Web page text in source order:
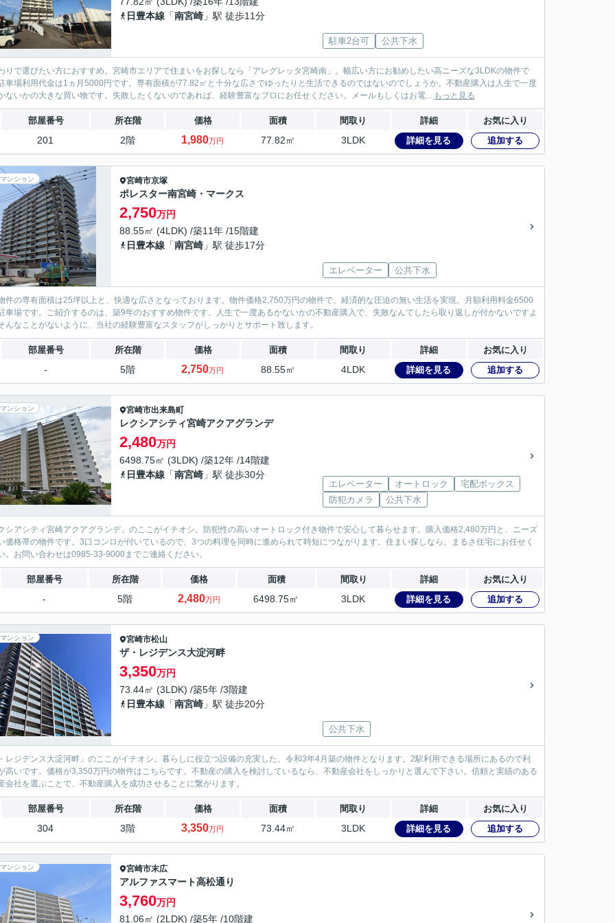
日豊本線 「南宮崎 」駅 徒歩11分
駐車2台可 公共下水
りで選びたい方におすすめ。宮崎市エリアで住まいをお探しなら「アレグレッタ宮崎南」。幅広い方にお勧めしたい高ニーズな3LDKの物件で
車場利用代金は1ヵ月5000円です。専有面積が77.82㎡と十分な広さでゆったりと生活できるのではないのでしょうか。不動産購入は人生で一度
ないかの大きな買い物です。失敗したくないのであれば、経験豊富なプロにお任せください。メールもしくはお電... もっと見る
部屋番号 所在階 価格 面積 間取り 詳細 お気に入り
201 2階 1,980万円 77.82㎡ 3LDK 詳細を見る 追加する
ンション 宮崎市京塚
ポレスター南宮崎・マークス
2,750万円
88.55㎡ (4LDK) /築11年 /15階建
日豊本線 「南宮崎 」駅 徒歩17分
エレベーター 公共下水
件の専有面積は25坪以上と、快適な広さとなっております。物件価格2,750万円の物件で、経済的な圧迫の無い生活を実現。月額利用料金6500
車場です。ご紹介するのは、築9年のおすすめ物件です。人生で一度あるかないかの不動産購入で、失敗なんてしたら取り返しが付かないですよ
んなことがないように、当社の経験豊富なスタッフがしっかりとサポート致します。
部屋番号 所在階 価格 面積 間取り 詳細 お気に入り
- 5階 2,750万円 88.55㎡ 4LDK 詳細を見る 追加する
ンション 宮崎市出来島町
レクシアシティ宮崎アクアグランデ
2,480万円
6498.75㎡ (3LDK) /築12年 /14階建
日豊本線 「南宮崎 」駅 徒歩30分
エレベーター オートロック
宅配ボックス
防犯カメラ
公共下水
シアシティ宮崎アクアグランデ」のここがイチオシ。防犯性の高いオートロック付き物件で安心して暮らせます。購入価格2,480万円と、ニーズ
価格帯の物件です。3口コンロが付いているので、3つの料理を同時に進められて時短につながります。住まい探しなら、まるさ住宅にお任せく
。お問い合わせは0985-33-9000までご連絡ください。
部屋番号 所在階 価格 面積 間取り 詳細 お気に入り
- 5階 2,480万円 6498.75㎡ 3LDK 詳細を見る 追加する
ンション 宮崎市松山
ザ・レジデンス大淀河畔
3,350万円
73.44㎡ (3LDK) /築5年 /3階建
日豊本線 「南宮崎 」駅 徒歩20分
公共下水
レジデンス大淀河畔」のここがイチオシ。暮らしに役立つ設備の充実した、令和3年4月築の物件となります。2駅利用できる場所にあるので利
高いです。価格が3,350万円の物件はこちらです。不動産の購入を検討しているなら、不動産会社をしっかりと選んで下さい。信頼と実績のある
会社を選ぶことで、不動産購入を成功させることに繋がります。
部屋番号 所在階 価格 面積 間取り 詳細 お気に入り
304 3階 3,350万円 73.44㎡ 3LDK 詳細を見る 追加する
ンション 宮崎市末広
アルファスマート高松通り
3,760万円
81.06㎡ (2LDK) /築5年 /10階建